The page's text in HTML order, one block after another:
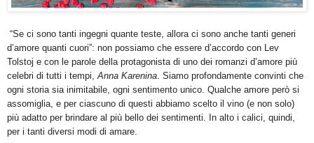
“Se ci sono tanti ingegni quante teste, allora ci sono anche tanti generi
d’amore quanti cuori”: non possiamo che essere d’accordo con Lev
Tolstoj e con le parole della protagonista di uno dei romanzi d’amore più
celebri di tutti i tempi, Anna Karenina . Siamo profondamente convinti che
ogni storia sia inimitabile, ogni sentimento unico. Qualche amore però si
assomiglia, e per ciascuno di questi abbiamo scelto il vino (e non solo)
più adatto per brindare al più bello dei sentimenti.
In alto i calici, quindi,
per i tanti diversi modi di amare.